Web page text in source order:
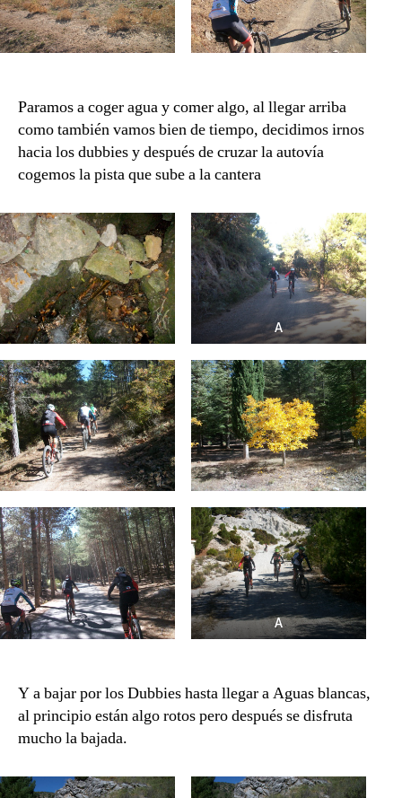
Paramos a coger agua y comer algo, al llegar arriba
como también vamos bien de tiempo, decidimos irnos
hacia los dubbies y después de cruzar la autovía
cogemos la pista que sube a la cantera
A
A
Y a bajar por los Dubbies hasta llegar a Aguas blancas,
al principio están algo rotos pero después se disfruta
mucho la bajada.